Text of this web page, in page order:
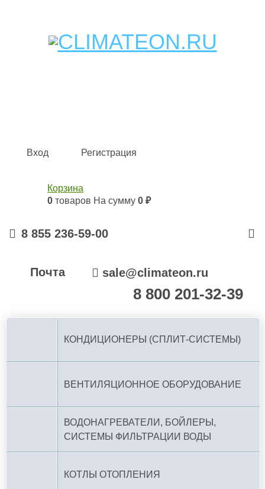
Кондиционеры и сплит-системы, газовые котлы,
Вход Регистрация
Корзина
0 товаров На сумму 0 ₽
8 855 236-59-00
Почта sale@climateon.ru
8 800 201-32-39
КОНДИЦИОНЕРЫ (СПЛИТ-СИСТЕМЫ)
ВЕНТИЛЯЦИОННОЕ ОБОРУДОВАНИЕ
ВОДОНАГРЕВАТЕЛИ, БОЙЛЕРЫ,
СИСТЕМЫ ФИЛЬТРАЦИИ ВОДЫ
КОТЛЫ ОТОПЛЕНИЯ